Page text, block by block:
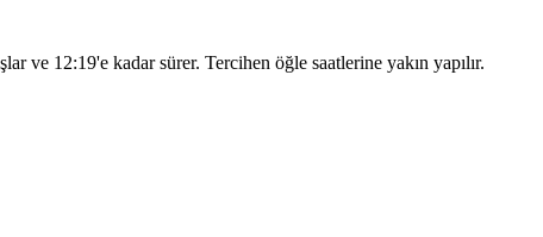
ve 12:19'e kadar sürer. Tercihen öğle saatlerine yakın yapılır.